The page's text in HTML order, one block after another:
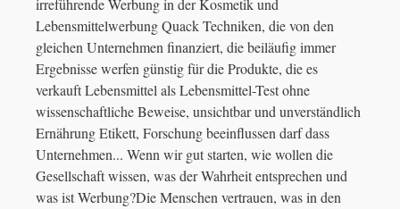
irreführende Werbung in der Kosmetik und
Lebensmittelwerbung Quack Techniken, die von den
gleichen Unternehmen finanziert, die beiläufig immer
Ergebnisse werfen günstig für die Produkte, die es
verkauft Lebensmittel als Lebensmittel-Test ohne
wissenschaftliche Beweise, unsichtbar und unverständlich
Ernährung Etikett, Forschung beeinflussen darf dass
Unternehmen... Wenn wir gut starten, wie wollen die
Gesellschaft wissen, was der Wahrheit entsprechen und
was ist Werbung?Die Menschen vertrauen, was in den